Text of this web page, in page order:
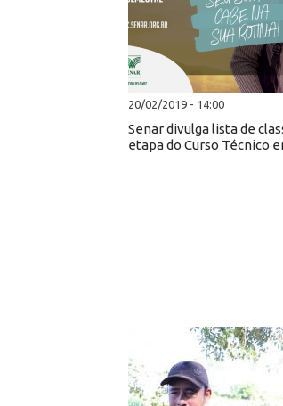
20/02/2019 - 14:00
Senar divulga lista de
etapa do Curso Técnico